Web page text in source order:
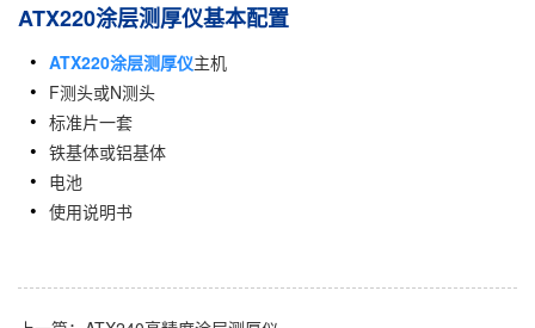
ATX220涂层测厚仪基本配置
ATX220涂层测厚仪主机
F测头或N测头
标准片一套
铁基体或铝基体
电池
使用说明书